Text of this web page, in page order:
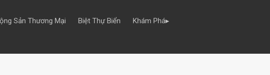
Sản Thương Mại Biệt Thự Biển Khám Phá▸